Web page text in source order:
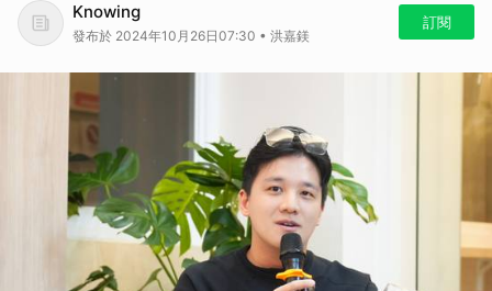
Knowing
發布於 2024年10月26日07:30 • 洪嘉鎂
訂閱